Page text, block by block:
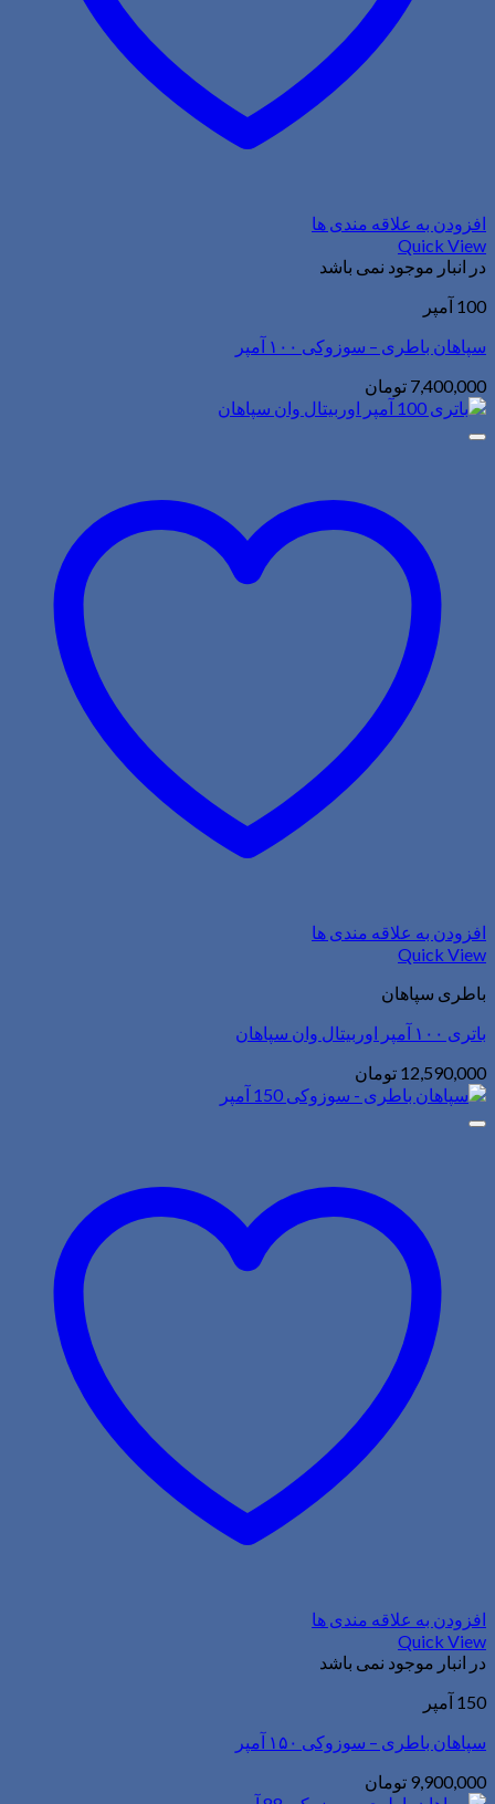
افزودن به علاقه مندی ها
Quick View
در انبار موجود نمی باشد
100 آمپر
سپاهان باطری – سوزوکی ۱۰۰ آمپر
7,400,000 تومان
افزودن به علاقه مندی ها
Quick View
باطری سپاهان
باتری ۱۰۰ آمپر اوربیتال وان سپاهان
12,590,000 تومان
افزودن به علاقه مندی ها
Quick View
در انبار موجود نمی باشد
150 آمپر
سپاهان باطری – سوزوکی ۱۵۰ آمپر
9,900,000 تومان